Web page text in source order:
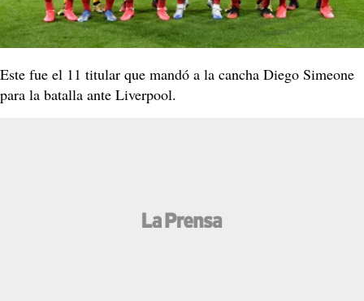
Este fue el 11 titular que mandó a la cancha Diego Simeone
para la batalla ante Liverpool.